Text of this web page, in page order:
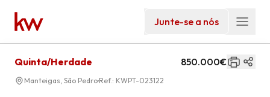
Junte-se a nós
Quinta/Herdade 850.000€
Manteigas, São Pedro Ref.: KWPT-023122